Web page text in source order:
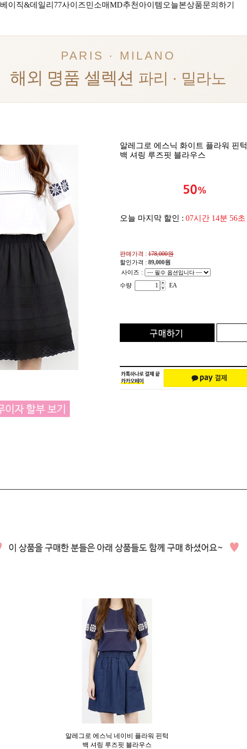
베이직&데일리 77사이즈민소매MD추천아이템 오늘본상품문의하기
PARIS · MILANO
해외 명품 셀렉션 파리 · 밀라노
알레그로 에스닉 화이트 플라워 핀턱
백 셔링 루즈핏 블라우스
오늘 마지막 할인 : 07시간 14분 54초
판매가격 : 178,000원
할인가격 : 89,000원
사이즈 :
수량
EA
알레그로 에스닉 네이비 플라워 핀턱
백 셔링 루즈핏 블라우스